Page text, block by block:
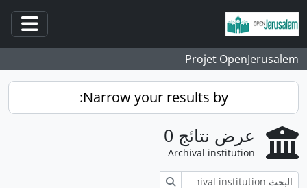
انتقل إلى المحتوى الرئيسي
فتح/
Projet OpenJerusalem
Narrow your results by:
عرض نتائج 0
Archival institution
بحث